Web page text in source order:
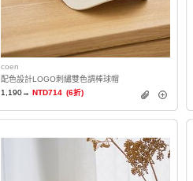
coen
配色設計LOGO刺繡雙色調棒球帽
1,190→ NTD714 (6折)